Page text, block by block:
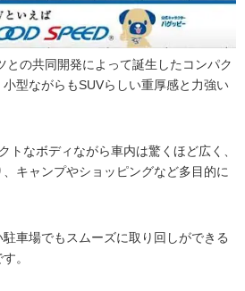
との共同開発によって誕生したコンパク
小型ながらもSUVらしい重厚感と力強い
トなボディながら車内は驚くほど広く、
キャンプやショッピングなど多目的に
車場でもスムーズに取り回しができる
。